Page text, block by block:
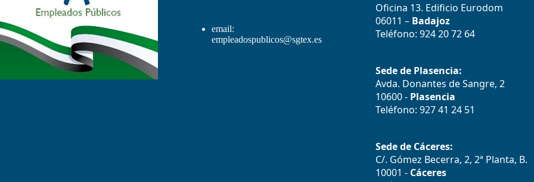
email:
empleadospublicos@sgtex.es
Oficina 13. Edificio Eurodom
06011 – Badajoz
Teléfono: 924 20 72 64
Sede de Plasencia:
Avda. Donantes de Sangre, 2
10600 -Plasencia
Teléfono: 927 41 24 51
Sede de Cáceres:
C/. Gómez Becerra, 2, 2ª Planta, B.
10001 -Cáceres